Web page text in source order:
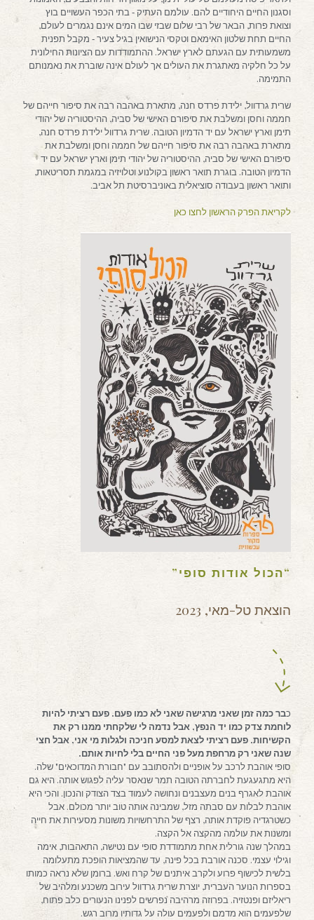
וסגנון החיים היחודיים להם. עולמם העתיק ‐ בתי הכפר העשויים בוץ
וצואת פרות, הבאר של רבי שלום שבזי שבו המים אינם נגמרים לעולם,
החיים תחת שלטון האימאם וטקסי הנישואין בגיל צעיר ‐ מקבל תפנית
משמעותית עם הגעתם לארץ ישראל. ההתמודדות עם הציונות החילונית
על כל חלקיה מאתגרת את העולים אך לעולם אינה שוברת את נאמנותם
התמימה.
שרית גרדוול, ילידת פרדס חנה, מתארת באהבה רבה את סיפור חייהם של
חממה וחסן ומשלבת את סיפורם האישי של סביה, ההיסטוריה של יהודי
תימן וארץ ישראל עם יד הדמיון הטובה. שרית גרדוול ילידת פרדס חנה,
מתארת באהבה רבה את סיפור חייהם של חממה וחסן ומשלבת את
סיפורם האישי של סביה, ההיסטוריה של יהודי תימן וארץ ישראל עם יד
הדמיון הטובה. בוגרת תואר ראשון בקולנוע וטלויזיה במגמת תסריטאות,
ותואר ראשון בעבודה סוציאלית באוניברסיטת תל אביב.
לקריאת הפרק הראשון לחצו כאן
“הכול אודות סופי”
הוצאת טל-מאי, 2023
כבר כמה זמן שאני מרגישה שאני לא כמו פעם. פעם רציתי להיות
לוחמת צדק כמו יד הנפץ, אבל נדמה לי שלקחתי ממנו רק את
הקשיחות. פעם רציתי לצאת למסע חניכה ולגלות מי אני, אבל חצי
שנה שאני רק מרחפת מעל פני החיים בלי לחיות אותם.
סופי אוהבת לרכב על אופניים ולהסתובב עם "חבורת המדוכאים" שלה.
היא מתגעגעת לחברתה הטובה תמר שנאסר עליה לפגוש אותה. היא גם
אוהבת לאגרף בנים מעצבנים ונחושה לעמוד בצד הצודק והנכון. והכי היא
אוהבת לבלות עם סבתה מזל, שמבינה אותה טוב יותר מכולם. אבל
כשטרגדיה פוקדת אותה, רצף של התרחשויות משונות מסעירות את חייה
ומשנות את עולמה מהקצה אל הקצה.
במהלך שנה גורלית אחת מתמודדת סופי עם נטישה, התאהבות, אימה
וגילוי עצמי. סכנה אורבת בכל פינה, עד שהמציאות הופכת מתעלומה
בלשית לכישוף פרוע ולקרב איתנים של קרח ואש. ברומן שלא נראה כמותו
בספרות הנוער העברית, יוצרת שרית גרדוול עירוב משכנע ומלהיב של
ריאליזם ופנטזיה. בפרוזה מרהיבה נפרשים לפנינו הנעורים כלב פתוח,
שלפעמים הוא מדמם ולפעמים עולה על גדותיו מרוב רגש.